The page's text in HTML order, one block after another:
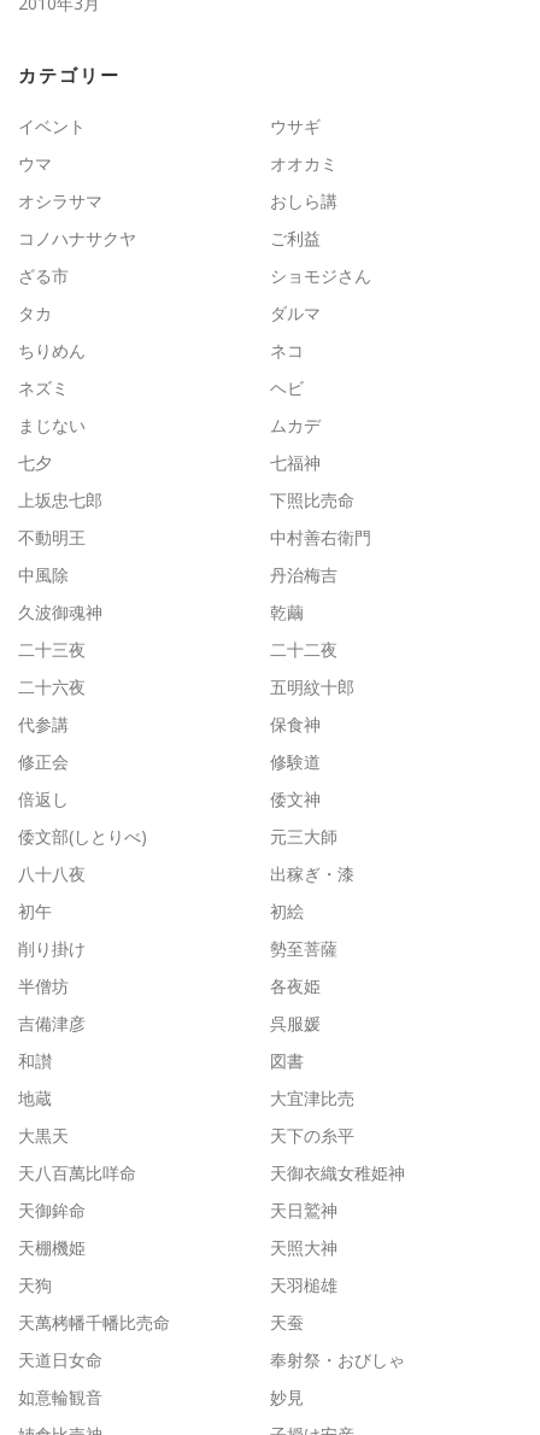
カテゴリー
イベント
ウサギ
ウマ
オオカミ
オシラサマ
おしら講
コノハナサクヤ
ご利益
ざる市
ショモジさん
タカ
ダルマ
ちりめん
ネコ
ネズミ
ヘビ
まじない
ムカデ
七夕
七福神
上坂忠七郎
下照比売命
不動明王
中村善右衛門
中風除
丹治梅吉
久波御魂神
乾繭
二十三夜
二十二夜
二十六夜
五明紋十郎
代参講
保食神
修正会
修験道
倍返し
倭文神
倭文部(しとりべ)
元三大師
八十八夜
出稼ぎ・漆
初午
初絵
削り掛け
勢至菩薩
半僧坊
各夜姫
吉備津彦
呉服媛
和讃
図書
地蔵
大宜津比売
大黒天
天下の糸平
天八百萬比咩命
天御衣織女稚姫神
天御鉾命
天日鷲神
天棚機姫
天照大神
天狗
天羽槌雄
天萬栲幡千幡比売命
天蚕
天道日女命
奉射祭・おびしゃ
如意輪観音
妙見